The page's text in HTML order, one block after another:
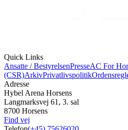
Quick Links
Ansatte / BestyrelsenPresseAC For
(CSR)ArkivPrivatlivspolitik
Adresse
Hybel Arena Horsens
Langmarksvej 61, 3. sal
8700 Horsens
Find vej